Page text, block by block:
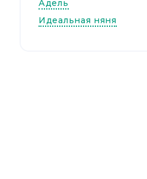
Адель
Идеальная няня